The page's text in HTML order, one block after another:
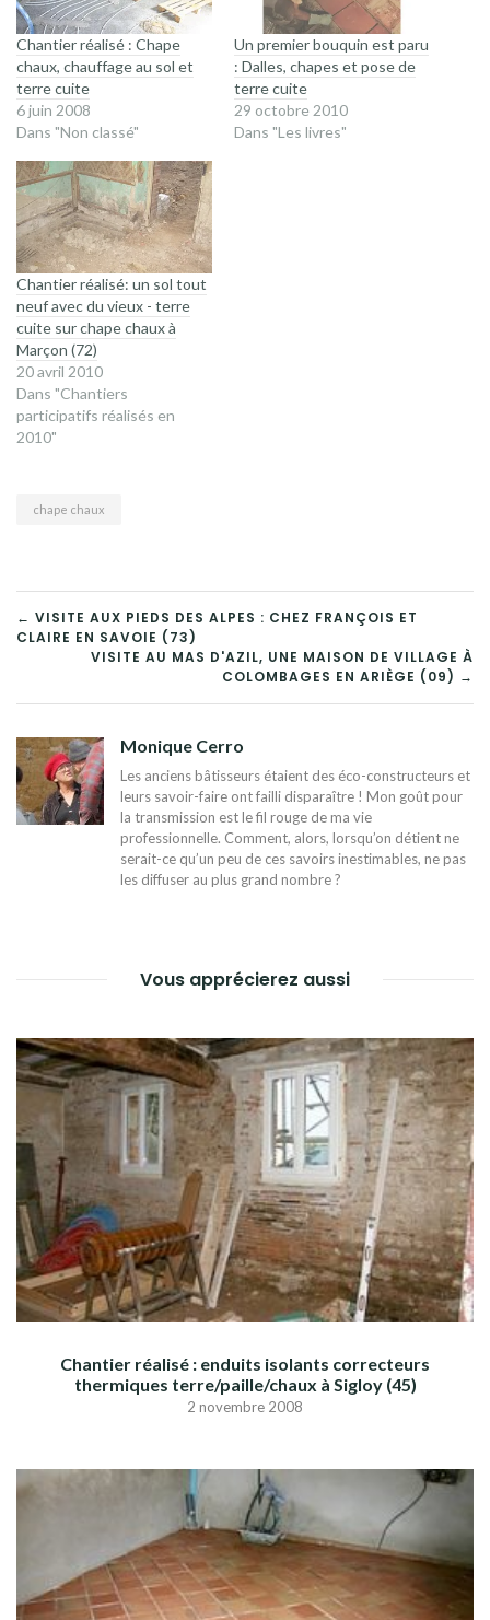
Chantier réalisé : Chape
chaux, chauffage au sol et
terre cuite
6 juin 2008
Dans "Non classé"
Un premier bouquin est paru
: Dalles, chapes et pose de
terre cuite
29 octobre 2010
Dans "Les livres"
Chantier réalisé: un sol tout
neuf avec du vieux - terre
cuite sur chape chaux à
Marçon (72)
20 avril 2010
Dans "Chantiers
participatifs réalisés en
2010"
chape chaux
NAVIGATION
L’ARTICLE
← VISITE AUX PIEDS DES ALPES : CHEZ FRANÇOIS ET
CLAIRE EN SAVOIE (73)
VISITE AU MAS D'AZIL, UNE MAISON DE VILLAGE À
COLOMBAGES EN ARIÈGE (09) →
Monique Cerro
Les anciens bâtisseurs étaient des éco-constructeurs et
leurs savoir-faire ont failli disparaître ! Mon goût pour
la transmission est le fil rouge de ma vie
professionnelle. Comment, alors, lorsqu’on détient ne
serait-ce qu’un peu de ces savoirs inestimables, ne pas
les diffuser au plus grand nombre ?
Vous apprécierez aussi
Chantier réalisé : enduits isolants correcteurs
thermiques terre/paille/chaux à Sigloy (45)
2 novembre 2008